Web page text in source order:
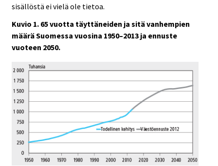
sisällöstä ei vielä ole tietoa.
Kuvio 1. 65 vuotta täyttäneiden ja sitä vanhempien
määrä Suomessa vuosina 1950–2013 ja ennuste
vuoteen 2050.